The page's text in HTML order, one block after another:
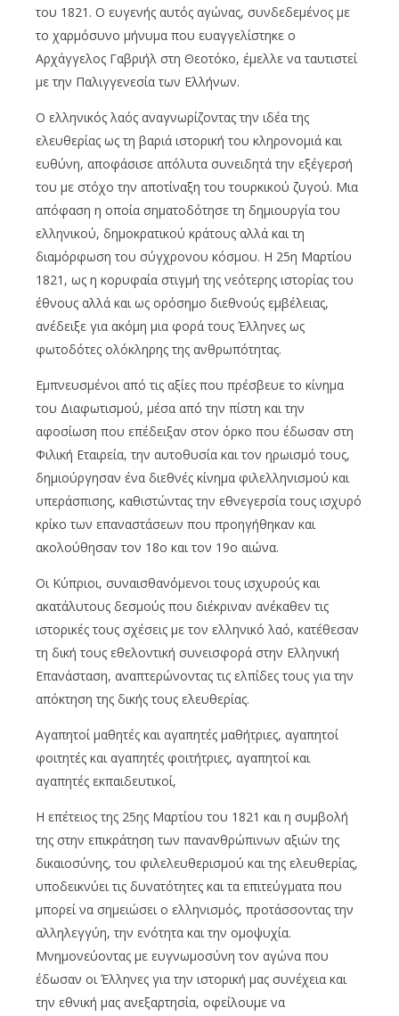
του 1821. Ο ευγενής αυτός αγώνας, συνδεδεμένος με
το χαρμόσυνο μήνυμα που ευαγγελίστηκε ο
Αρχάγγελος Γαβριήλ στη Θεοτόκο, έμελλε να ταυτιστεί
με την Παλιγγενεσία των Ελλήνων.
Ο ελληνικός λαός αναγνωρίζοντας την ιδέα της
ελευθερίας ως τη βαριά ιστορική του κληρονομιά και
ευθύνη, αποφάσισε απόλυτα συνειδητά την εξέγερσή
του με στόχο την αποτίναξη του τουρκικού ζυγού. Μια
απόφαση η οποία σηματοδότησε τη δημιουργία του
ελληνικού, δημοκρατικού κράτους αλλά και τη
διαμόρφωση του σύγχρονου κόσμου. Η 25η Μαρτίου
1821, ως η κορυφαία στιγμή της νεότερης ιστορίας του
έθνους αλλά και ως ορόσημο διεθνούς εμβέλειας,
ανέδειξε για ακόμη μια φορά τους Έλληνες ως
φωτοδότες ολόκληρης της ανθρωπότητας.
Εμπνευσμένοι από τις αξίες που πρέσβευε το κίνημα
του Διαφωτισμού, μέσα από την πίστη και την
αφοσίωση που επέδειξαν στον όρκο που έδωσαν στη
Φιλική Εταιρεία, την αυτοθυσία και τον ηρωισμό τους,
δημιούργησαν ένα διεθνές κίνημα φιλελληνισμού και
υπεράσπισης, καθιστώντας την εθνεγερσία τους ισχυρό
κρίκο των επαναστάσεων που προηγήθηκαν και
ακολούθησαν τον 18ο και τον 19ο αιώνα.
Οι Κύπριοι, συναισθανόμενοι τους ισχυρούς και
ακατάλυτους δεσμούς που διέκριναν ανέκαθεν τις
ιστορικές τους σχέσεις με τον ελληνικό λαό, κατέθεσαν
τη δική τους εθελοντική συνεισφορά στην Ελληνική
Επανάσταση, αναπτερώνοντας τις ελπίδες τους για την
απόκτηση της δικής τους ελευθερίας.
Αγαπητοί μαθητές και αγαπητές μαθήτριες, αγαπητοί
φοιτητές και αγαπητές φοιτήτριες, αγαπητοί και
αγαπητές εκπαιδευτικοί,
Η επέτειος της 25ης Μαρτίου του 1821 και η συμβολή
της στην επικράτηση των πανανθρώπινων αξιών της
δικαιοσύνης, του φιλελευθερισμού και της ελευθερίας,
υποδεικνύει τις δυνατότητες και τα επιτεύγματα που
μπορεί να σημειώσει ο ελληνισμός, προτάσσοντας την
αλληλεγγύη, την ενότητα και την ομοψυχία.
Μνημονεύοντας με ευγνωμοσύνη τον αγώνα που
έδωσαν οι Έλληνες για την ιστορική μας συνέχεια και
την εθνική μας ανεξαρτησία, οφείλουμε να